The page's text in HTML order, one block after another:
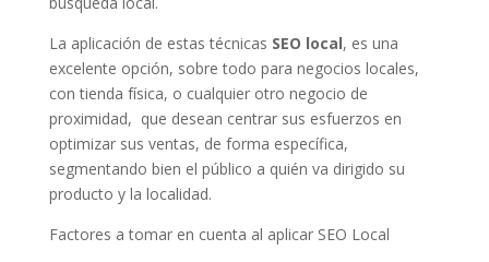
La aplicación de estas técnicas SEO local, es una
excelente opción, sobre todo para negocios locales,
con tienda física, o cualquier otro negocio de
proximidad, que desean centrar sus esfuerzos en
optimizar sus ventas, de forma específica,
segmentando bien el público a quién va dirigido su
producto y la localidad.
Factores a tomar en cuenta al aplicar SEO Local